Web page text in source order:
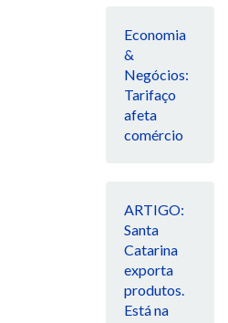
Economia
&
Negócios:
Tarifaço
afeta
comércio
ARTIGO:
Santa
Catarina
exporta
produtos.
Está na